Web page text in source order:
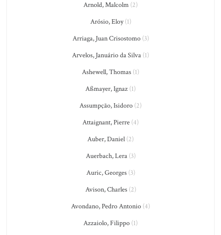
Arnold, Malcolm (2)
Arósio, Eloy(1)
Arriaga, Juan Crisostomo(3)
Arvelos, Januário da Silva (1)
Ashewell, Thomas (1)
Aßmayer, Ignaz (1)
Assumpção, Isidoro (2)
Attaignant, Pierre (4)
Auber, Daniel (2)
Auerbach, Lera(3)
Auric, Georges(3)
Avison, Charles(2)
Avondano, Pedro Antonio (4)
Azzaiolo, Filippo (1)